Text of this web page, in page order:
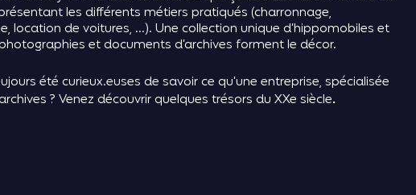
les différents métiers pratiqués (charronnage,
location de voitures, …). Une collection unique d’hippomobiles et
et documents d’archives forment le décor.
été curieux.euses de savoir ce qu’une entreprise, spécialisée
? Venez découvrir quelques trésors du XXe siècle.